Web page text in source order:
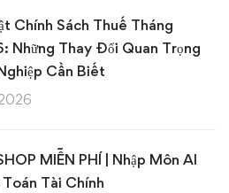
Chính Sách Thuế Tháng
Những Thay Đổi Quan Trọng
Cần Biết
MIỄN PHÍ | Nhập Môn AI
Tài Chính